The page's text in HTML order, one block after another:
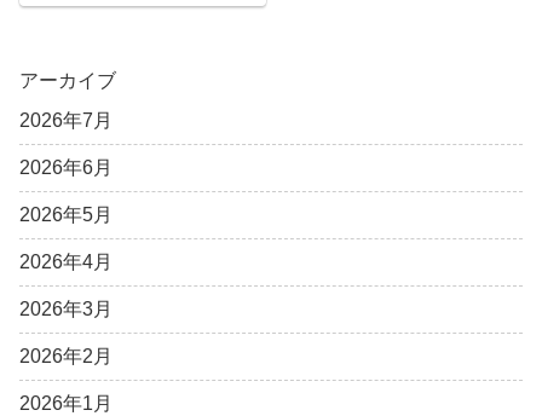
アーカイブ
2026年7月
2026年6月
2026年5月
2026年4月
2026年3月
2026年2月
2026年1月